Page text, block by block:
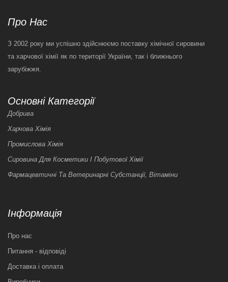
Про Нас
З 2002 року ми успішно здійснюємо поставку хімічної сировини
та харчової хімії як по території України, так і ближнього
зарубіжжя.
Основні Категорії
Добрива
Харчова Хімія
Промислова Хімія
Сировина Для Косметики І Побутової Хімії
Фармацевтичні Та Ветеринарні Субстанції, Вітаміни
Інформація
Про нас
Питання - відповіді
Доставка і оплата